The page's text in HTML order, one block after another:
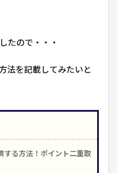
たので・・・
法を記載してみたいと
する方法！ポイント二重取